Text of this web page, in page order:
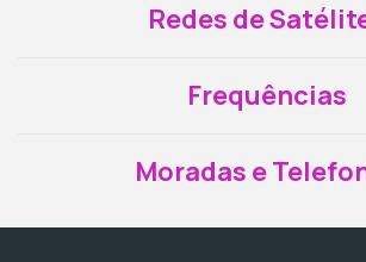
Redes de
Frequências
Moradas e